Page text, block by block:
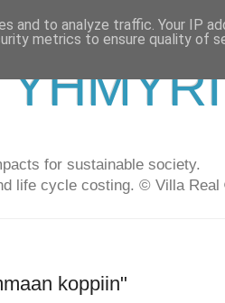
for sustainable society.
life cycle costing. © Villa
koppiin"
and to analyze traffic. Your IP
metrics to ensure quality of